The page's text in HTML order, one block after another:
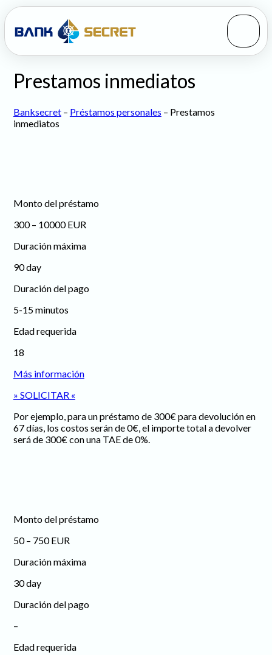
Prestamos inmediatos
Banksecret– Préstamos personales – Prestamos
inmediatos
Monto del préstamo
300 – 10000 EUR
Duración máxima
90 day
Duración del pago
5-15 minutos
Edad requerida
18
Más información
» SOLICITAR «
Por ejemplo, para un préstamo de 300€ para devolución en
67 días, los costos serán de 0€, el importe total a devolver
será de 300€ con una TAE de 0%.
Monto del préstamo
50 – 750 EUR
Duración máxima
30 day
Duración del pago
–
Edad requerida